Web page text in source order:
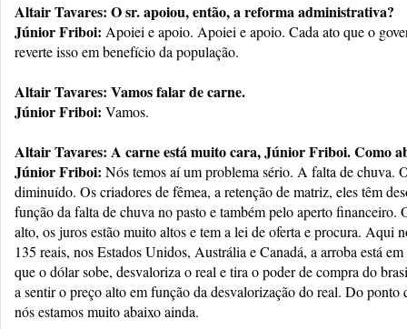
Altair Tavares: O sr. apoiou, então, a reforma administrativa?
Júnior Friboi: Apoiei e apoio. Apoiei e apoio. Cada ato que o
reverte isso em benefício da população.
Altair Tavares: Vamos falar de carne.
Júnior Friboi: Vamos.
Altair Tavares: A carne está muito cara, Júnior Friboi. Como
Júnior Friboi: Nós temos aí um problema sério. A falta de chuva.
diminuído. Os criadores de fêmea, a retenção de matriz, eles têm
função da falta de chuva no pasto e também pelo aperto financeiro.
alto, os juros estão muito altos e tem a lei de oferta e procura. Aqui
135 reais, nos Estados Unidos, Austrália e Canadá, a arroba está
que o dólar sobe, desvaloriza o real e tira o poder de compra do
a sentir o preço alto em função da desvalorização do real. Do ponto
nós estamos muito abaixo ainda.